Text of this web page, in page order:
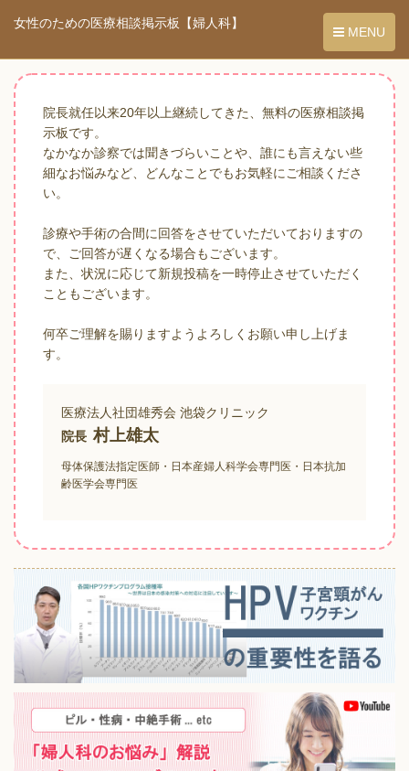
院長就任以来20年以上継続してきた、無料の医療相談掲
示板です。
なかなか診察では聞きづらいことや、誰にも言えない些
細なお悩みなど、どんなことでもお気軽にご相談くださ
い。
診療や手術の合間に回答をさせていただいておりますの
で、ご回答が遅くなる場合もございます。
また、状況に応じて新規投稿を一時停止させていただく
こともございます。
何卒ご理解を賜りますようよろしくお願い申し上げま
す。
医療法人社団雄秀会 池袋クリニック
院長 村上雄太
母体保護法指定医師・日本産婦人科学会専門医・日本抗加
齢医学会専門医
女性のための医療相談掲示板【婦人科】
MENU